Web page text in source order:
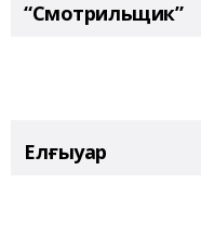
“Смотрильщик”
Елғыуар